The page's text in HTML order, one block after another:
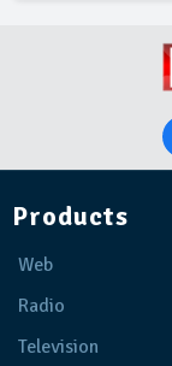
Products
Web
Radio
Television